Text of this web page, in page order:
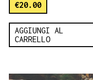
€20.00
AGGIUNGI AL
CARRELLO